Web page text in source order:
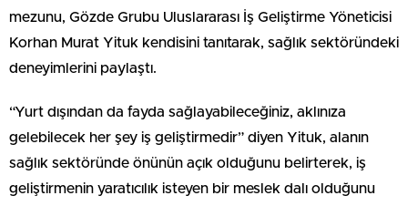
mezunu, Gözde Grubu Uluslararası İş Geliştirme Yöneticisi
Korhan Murat Yituk kendisini tanıtarak, sağlık sektöründeki
deneyimlerini paylaştı.
“Yurt dışından da fayda sağlayabileceğiniz, aklınıza
gelebilecek her şey iş geliştirmedir” diyen Yituk, alanın
sağlık sektöründe önünün açık olduğunu belirterek, iş
geliştirmenin yaratıcılık isteyen bir meslek dalı olduğunu